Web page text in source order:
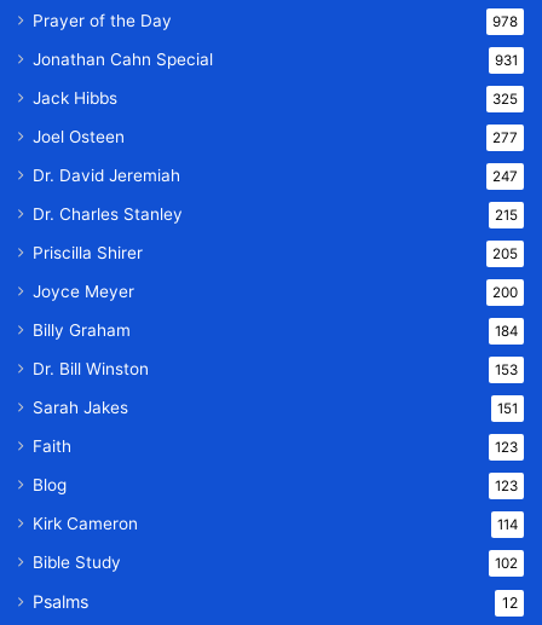
Prayer of the Day 978
Jonathan Cahn Special 931
Jack Hibbs 325
Joel Osteen 277
Dr. David Jeremiah 247
Dr. Charles Stanley 215
Priscilla Shirer 205
Joyce Meyer 200
Billy Graham 184
Dr. Bill Winston 153
Sarah Jakes 151
Faith 123
Blog 123
Kirk Cameron 114
Bible Study 102
Psalms 12